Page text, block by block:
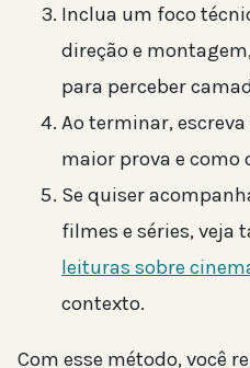
Inclua um foco
direção e
para perceber
Ao terminar,
maior prova e como
Se quiser
filmes e séries, veja
leituras sobre
contexto.
Com esse método, você